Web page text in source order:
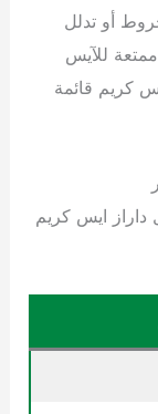
أو تدلل
للآيس
كريم قائمة
ايس كريم